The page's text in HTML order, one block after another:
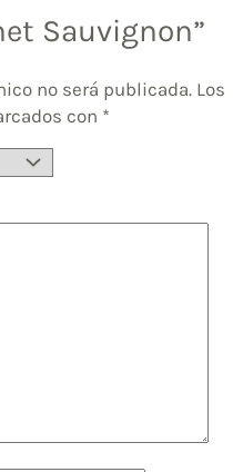
Sauvignon”
no será publicada. Los
con *